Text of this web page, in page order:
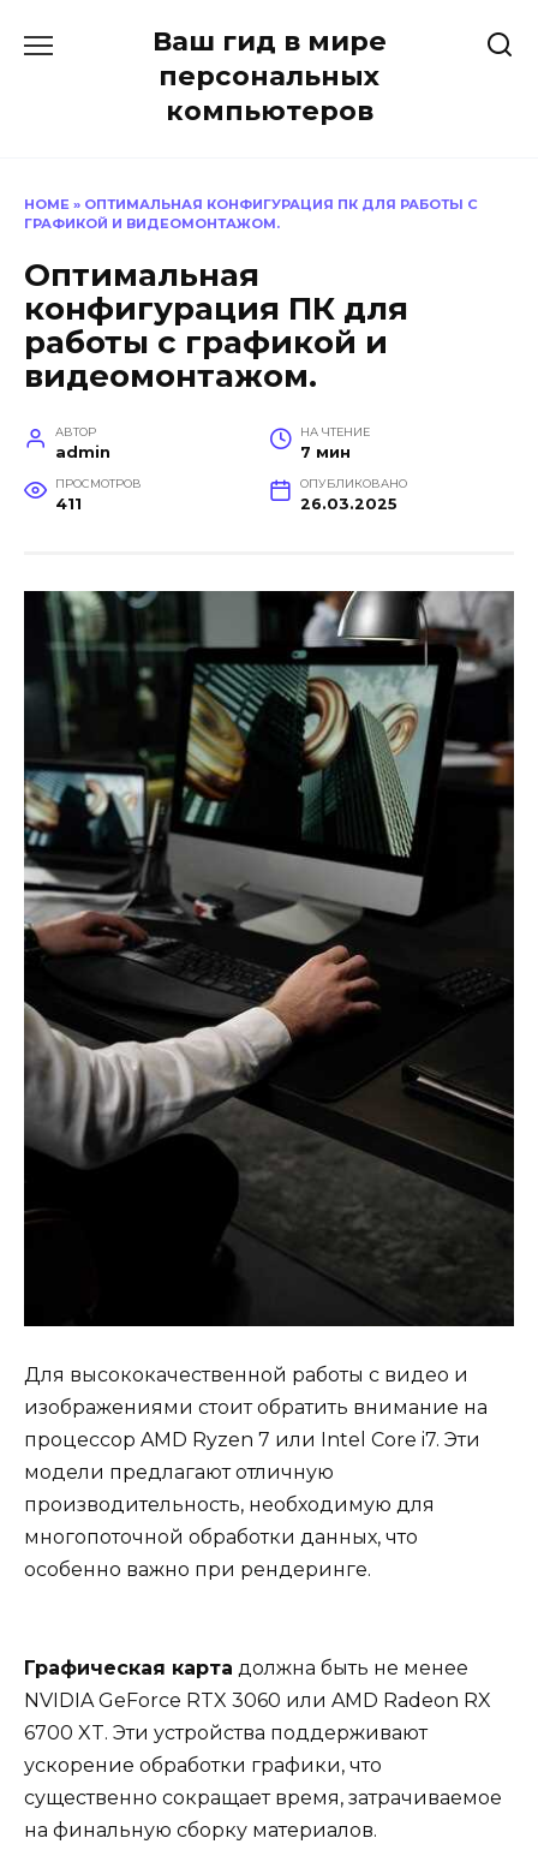
Ваш гид в мире
персональных
компьютеров
HOME » ОПТИМАЛЬНАЯ КОНФИГУРАЦИЯ ПК ДЛЯ РАБОТЫ С
ГРАФИКОЙ И ВИДЕОМОНТАЖОМ.
Оптимальная
конфигурация ПК для
работы с графикой и
видеомонтажом.
АВТОР
admin
НА ЧТЕНИЕ
7 мин
ПРОСМОТРОВ
411
ОПУБЛИКОВАНО
26.03.2025
Для высококачественной работы с видео и
изображениями стоит обратить внимание на
процессор AMD Ryzen 7 или Intel Core i7. Эти
модели предлагают отличную
производительность, необходимую для
многопоточной обработки данных, что
особенно важно при рендеринге.
Графическая карта должна быть не менее
NVIDIA GeForce RTX 3060 или AMD Radeon RX
6700 XT. Эти устройства поддерживают
ускорение обработки графики, что
существенно сокращает время, затрачиваемое
на финальную сборку материалов.